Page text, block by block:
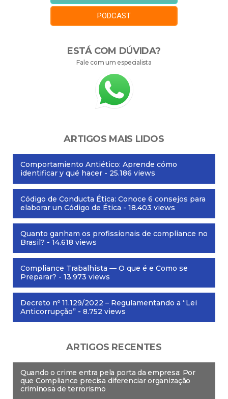
PODCAST
ESTÁ COM DÚVIDA?
Fale com um especialista
ARTIGOS MAIS LIDOS
Comportamiento Antiético: Aprende cómo
identificar y qué hacer - 25.186 views
Código de Conducta Ética: Conoce 6 consejos para
elaborar un Código de Ética - 18.403 views
Quanto ganham os profissionais de compliance no
Brasil? - 14.618 views
Compliance Trabalhista — O que é e Como se
Preparar? - 13.973 views
Decreto nº 11.129/2022 – Regulamentando a “Lei
Anticorrupção” - 8.752 views
ARTIGOS RECENTES
Quando o crime entra pela porta da empresa: Por
que Compliance precisa diferenciar organização
criminosa de terrorismo